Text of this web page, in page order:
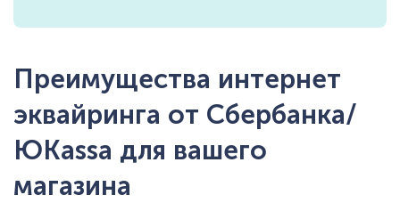
Преимущества интернет
эквайринга от Сбербанка/
ЮKassa для вашего
магазина